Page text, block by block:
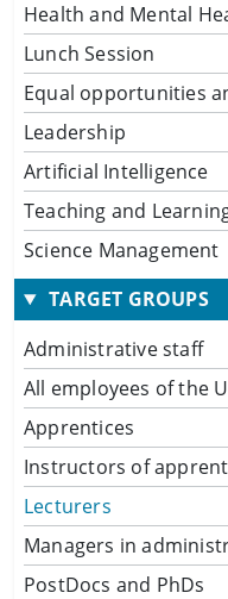
Health and Mental
Lunch Session
Equal opportunities
Leadership
Artificial Intelligence
Teaching and
Science Management
TARGET GROUPS
Administrative staff
All employees of the
Apprentices
Instructors of
Lecturers
Managers in
PostDocs and PhDs